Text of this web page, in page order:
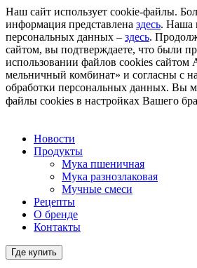
Наш сайт использует cookie-файлы.
информация представлена здесь. Наша
персональных данных – здесь.
сайтом, вы подтверждаете, что были
использовании файлов cookies сайтом
мельничный комбинат» и согласны с
обработки персональных данных. Вы
файлы cookies в настройках Вашего
Новости
Продукты
Мука пшеничная
Мука разнозлаковая
Мучные смеси
Рецепты
О бренде
Контакты
Где купить